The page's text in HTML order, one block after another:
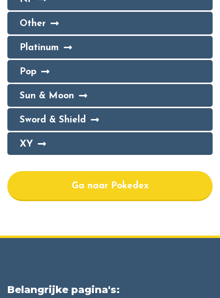
Other
Platinum
Pop
Sun & Moon
Sword & Shield
XY
Ga naar Pokedex
Belangrijke pagina's: